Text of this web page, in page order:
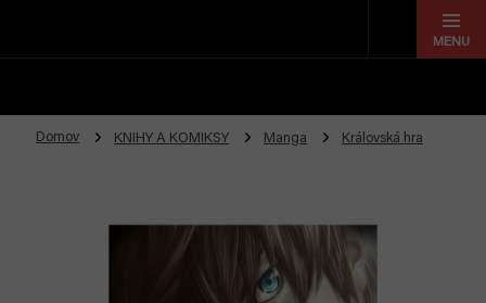
Domov KNIHY A KOMIKSY Manga Královská hra